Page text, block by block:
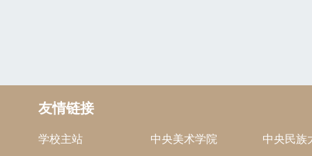
友情链接
学校主站 中央美术学院 中央民族